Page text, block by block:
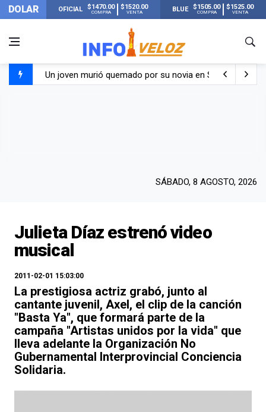
DOLAR OFICIAL $1470.00
COMPRA
$1520.00
VENTA BLUE $1505.00
COMPRA
$1525.00
VENTA
Un joven murió quemado por su novia en San Luis:
SÁBADO, 8 AGOSTO, 2026
Julieta Díaz estrenó video
musical
2011-02-01 15:03:00
La prestigiosa actriz grabó, junto al
cantante juvenil, Axel, el clip de la canción
"Basta Ya", que formará parte de la
campaña "Artistas unidos por la vida" que
lleva adelante la Organización No
Gubernamental Interprovincial Conciencia
Solidaria.